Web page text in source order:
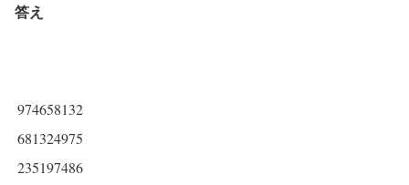
答え
974658132
681324975
235197486